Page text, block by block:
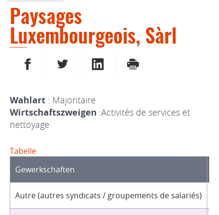
Paysages
Luxembourgeois, Sàrl
AUF FACEBOOK TEILENAUF TWITTER TEILENAUF LINKEDIN TEILEN
DRUCKEN
Wahlart : Majoritaire
Wirtschaftszweigen :Activités de services et
nettoyage
Tabelle
Gewerkschaften
Autre (autres syndicats / groupements de salariés)